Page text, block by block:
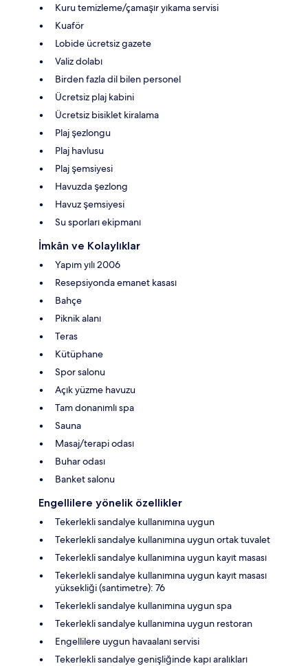
Kuru temizleme/çamaşır yıkama servisi
Kuaför
Lobide ücretsiz gazete
Valiz dolabı
Birden fazla dil bilen personel
Ücretsiz plaj kabini
Ücretsiz bisiklet kiralama
Plaj şezlongu
Plaj havlusu
Plaj şemsiyesi
Havuzda şezlong
Havuz şemsiyesi
Su sporları ekipmanı
İmkân ve Kolaylıklar
Yapım yılı 2006
Resepsiyonda emanet kasası
Bahçe
Piknik alanı
Teras
Kütüphane
Spor salonu
Açık yüzme havuzu
Tam donanımlı spa
Sauna
Masaj/terapi odası
Buhar odası
Banket salonu
Engellilere yönelik özellikler
Tekerlekli sandalye kullanımına uygun
Tekerlekli sandalye kullanımına uygun ortak tuvalet
Tekerlekli sandalye kullanımına uygun kayıt masası
Tekerlekli sandalye kullanımına uygun kayıt masası
yüksekliği (santimetre): 76
Tekerlekli sandalye kullanımına uygun spa
Tekerlekli sandalye kullanımına uygun restoran
Engellilere uygun havaalanı servisi
Tekerlekli sandalye genişliğinde kapı aralıkları